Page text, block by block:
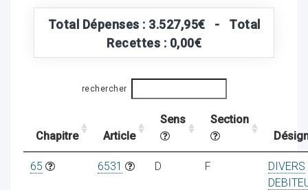
Total Dépenses : 3.527,95€ - Total
Recettes : 0,00€
rechercher
Chapitre Article
Sens
Section
65 6531 D F
DIVERS